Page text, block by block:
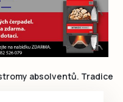
Obnovit heslo
Facebook
se
Inspirace
Čtenáři píší
Speciální přílohy
absolventů. Tradice